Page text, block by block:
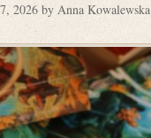
2026 by Anna Kowalewska